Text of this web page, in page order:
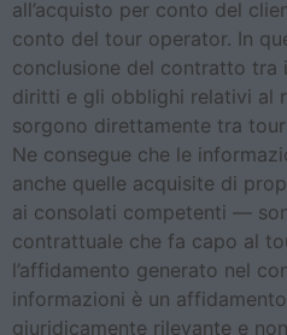
all’acquisto per conto del
conto del tour operator. In
conclusione del contratto tra
diritti e gli obblighi relativi al
sorgono direttamente tra
Ne consegue che le
anche quelle acquisite di
ai consolati competenti —
contrattuale che fa capo al
l’affidamento generato nel
informazioni è un
giuridicamente rilevante e